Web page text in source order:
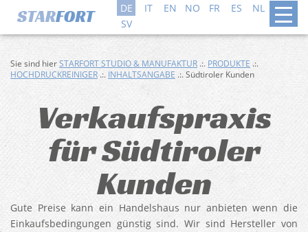
DE IT EN NO FR ES NL
DA
SV
Sie sind hierSTARFORT STUDIO & MANUFAKTUR .:. PRODUKTE .:.
HOCHDRUCKREINIGER .:. INHALTSANGABE .:. Südtiroler Kunden
Verkaufspraxis
für Südtiroler
Kunden
Gute Preise kann ein Handelshaus nur anbieten wenn die
Einkaufsbedingungen günstig sind. Wir sind Hersteller von